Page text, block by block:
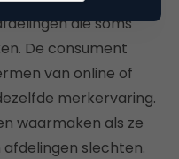
die soms
De consument
van online of
merkervaring.
waarmaken als ze
slechten.